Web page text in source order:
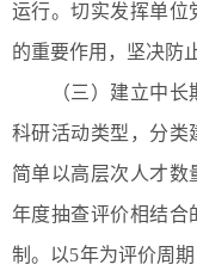
运行。切实发挥单位
的重要作用，坚决防
（三）建立中长期
科研活动类型，分类
简单以高层次人才数
年度抽查评价相结合
制。以5年为评价周